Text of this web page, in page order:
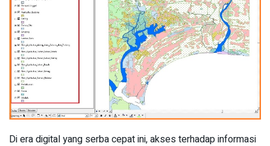
Di era digital yang serba cepat ini, akses terhadap informasi